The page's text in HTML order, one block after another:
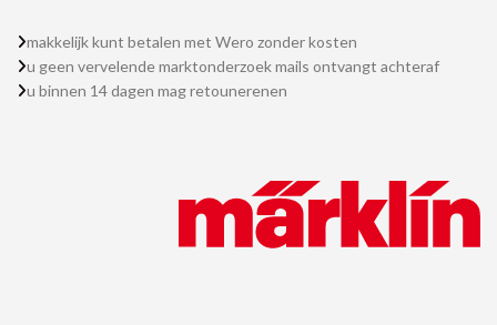
makkelijk kunt betalen met Wero zonder kosten
u geen vervelende marktonderzoek mails ontvangt achteraf
u binnen 14 dagen mag retounerenen